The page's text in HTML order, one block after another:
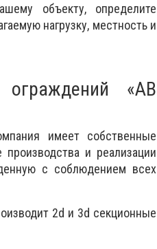
объекту, определите
нагрузку, местность и
ограждений «АВ
имеет собственные
и реализации
с соблюдением всех
2d и 3d секционные